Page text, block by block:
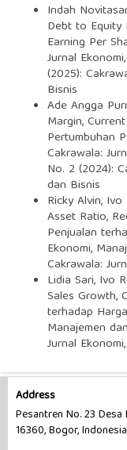
Indah
Debt to Equity
Earning Per
Jurnal
(2025):
Bisnis
Ade Angga
Margin,
Pertumbuhan
Cakrawala:
No. 2 (2024):
dan Bisnis
Ricky Alvin,
Asset Ratio,
Penjualan
Ekonomi,
Cakrawala:
Lidia Sari, Ivo
Sales Growth,
terhadap
Manajemen
Jurnal
Address
Pesantren No. 23
16360, Bogor, Indonesia